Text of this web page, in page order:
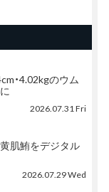
・4.02kgのウム
2026.07.31 Fri
肌鮪をデジタル
2026.07.29 Wed